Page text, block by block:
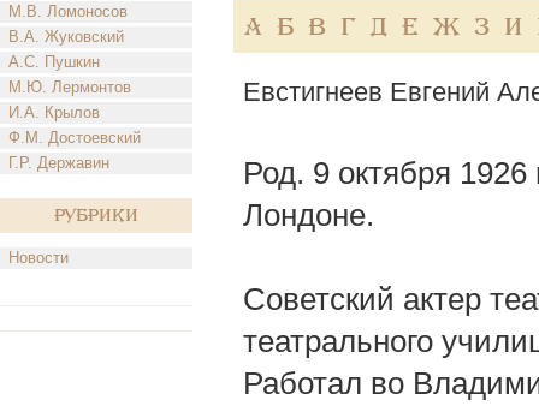
М.В. Ломоносов
В.А. Жуковский
А.С. Пушкин
М.Ю. Лермонтов
И.А. Крылов
Ф.М. Достоевский
Г.Р. Державин
Рубрики
Новости
А Б В Г Д Е Ж З И
Евстигнеев Евгений
Род. 9 октября
Лондоне.
Советский актер
театрального
Работал во